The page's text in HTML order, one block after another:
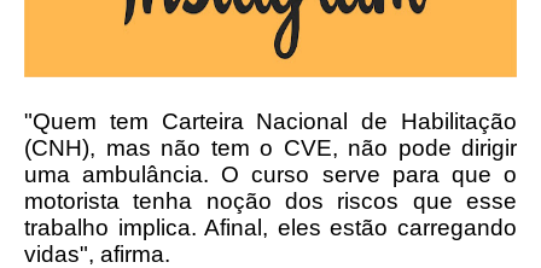
"Quem tem Carteira Nacional de Habilitação
(CNH), mas não tem o CVE, não pode dirigir
uma ambulância. O curso serve para que o
motorista tenha noção dos riscos que esse
trabalho implica. Afinal, eles estão carregando
vidas", afirma.